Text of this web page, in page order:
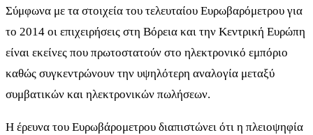
Σύμφωνα με τα στοιχεία του τελευταίου Ευρωβαρόμετρου για
το 2014 οι επιχειρήσεις στη Βόρεια και την Κεντρική Ευρώπη
είναι εκείνες που πρωτοστατούν στο ηλεκτρονικό εμπόριο
καθώς συγκεντρώνουν την υψηλότερη αναλογία μεταξύ
συμβατικών και ηλεκτρονικών πωλήσεων.
Η έρευνα του Ευρωβάρομετρου διαπιστώνει ότι η πλειοψηφία